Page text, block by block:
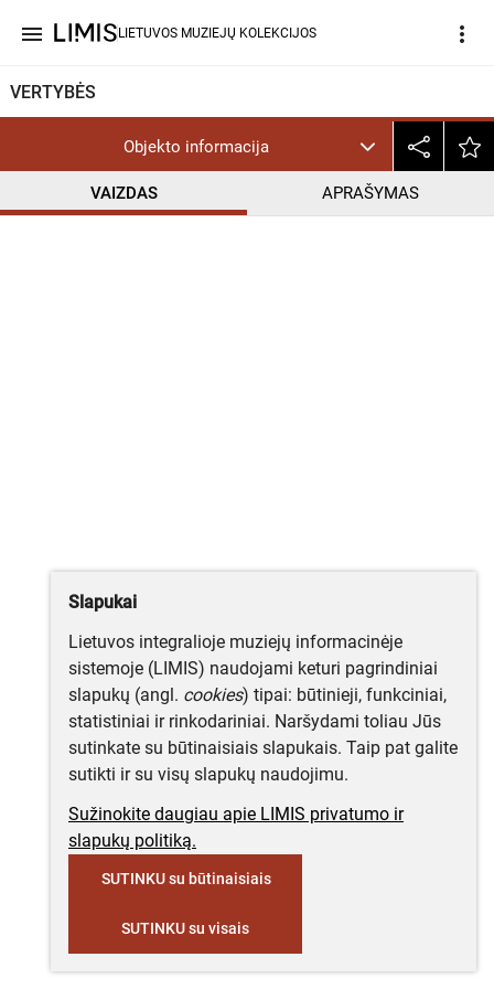
menu LIETUVOS MUZIEJŲ KOLEKCIJOS more_vert
VERTYBĖS
Objekto informacija
VAIZDAS APRAŠYMAS
Slapukai
Lietuvos integralioje muziejų informacinėje
sistemoje (LIMIS) naudojami keturi pagrindiniai
slapukų (angl. cookies) tipai: būtinieji, funkciniai,
statistiniai ir rinkodariniai. Naršydami toliau Jūs
sutinkate su būtinaisiais slapukais. Taip pat galite
sutikti ir su visų slapukų naudojimu.
Sužinokite daugiau apie LIMIS privatumo ir
slapukų politiką.
SUTINKU su būtinaisiais
SUTINKU su visais